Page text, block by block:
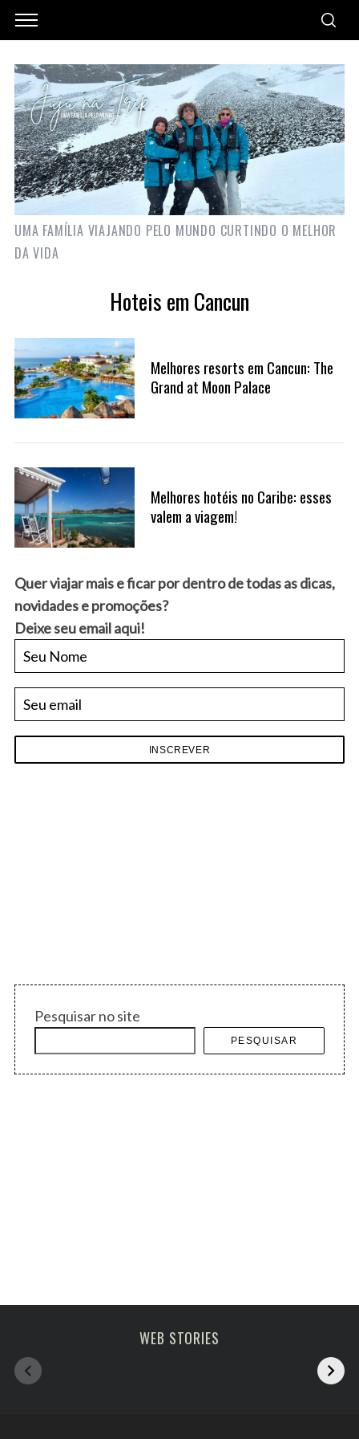
UMA FAMÍLIA VIAJANDO PELO MUNDO CURTINDO O MELHOR
DA VIDA
Hoteis em Cancun
Melhores resorts em Cancun: The
Grand at Moon Palace
Melhores hotéis no Caribe: esses
valem a viagem!
Quer viajar mais e ficar por dentro de todas as dicas,
novidades e promoções?
Deixe seu email aqui!
Pesquisar no site
PESQUISAR
WEB STORIES
Melhoras atrações
de Paris
viagem em fevereiro
S
e
a
r
h